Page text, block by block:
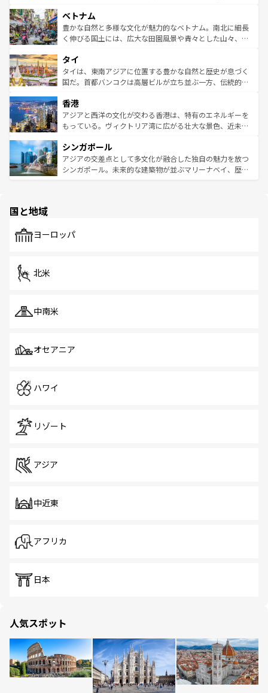
参照してほしい。
容にもいいと評判のスイーツなど、バラエティ豊かな料理
が味わえる。 なお、新着の台湾情報は コンテンツ一覧を参
照してほしい。
き、地方に足を延ばせば四季折々の自然美を楽しむことが
できる。そして、キムチや焼肉、絶品のストリートフード
まで、さまざまな韓国料理が待っている。夜には、韓国な
リティに包まれながら、韓国の多彩な魅力を心ゆくまで味
わってみてほしい。 なお、新着の韓国情報はコンテンツ一
覧を参照してほしい。
ベトナム
豊かな自然と多様な文化が魅力的なベトナム。南北に細長
く伸びる国土には、広大な田園風景や青々とした山々、世
急速な発展と共に伝統が息づく。ハノイの古い町並みやホ
ーチミン市のフランス統治時代の建物も、独特の雰囲気を
醸し出している。また、バラエティの豊かさとおいしさで
とつ。フォーやバインミー、ベトナムコーヒーなどは、ぜ
ひ現地で味わいたい。どの地域を訪れてもあたたかい人々
が旅行者を迎えてくれるので、きっと忘れられない旅にな
参照してほしい。
タイ
タイは、東南アジアに位置する豊かな自然と歴史が息づく
国だ。首都バンコクは高層ビルが立ち並ぶ一方、伝統的な
の活気が交差している。北部ではチェンマイなどの山岳地
帯で自然と触れ合い、南部ではプーケットやクラビの美し
いビーチでリゾート気分を楽しむことができる。タイ料理
激する。気候は一年中温暖で、どの季節にも異なる楽しみ
が待っている。親しみやすいタイの人々、仏教を中心とし
た文化、そして多様な観光資源が、訪れる旅人を魅了し続
香港
アジアと西洋の文化が交わる香港は、特有のエネルギーを
もっている。ヴィクトリア湾に広がる壮大な景色、近未来
み、どこを訪れても感動するはず。観光スポットが密集し
ており、効率よく見どころを回れるのも魅力。息をのむよ
うな絶景から文化的な体験まで、香港を存分に楽しみ尽く
シンガポール
アジアの交差点として多文化が融合した独自の魅力を放つ
シンガポール。未来的な建築物が並ぶマリーナベイ、歴史
で、ホーカーズは地元の風情を楽しめる外せないスポット
国と地域
ヨーロッパ
北米
中南米
オセアニア
ハワイ
リゾート
アジア
中近東
アフリカ
日本
人気スポット